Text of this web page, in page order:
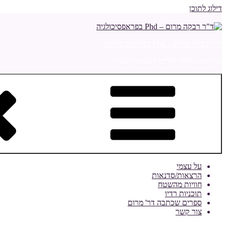
דילוג לתוכן
על עצמי
הרצאות/סדנאות
חוויות מהשטח
תוכניות רדיו
ספרים שכתבה דר' מרום
צור קשר